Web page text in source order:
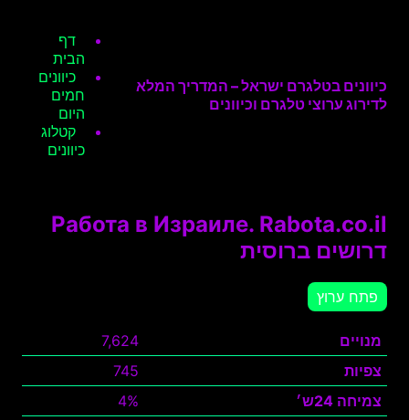
כיוונים בטלגרם ישראל – המדריך המלא
לדירוג ערוצי טלגרם וכיוונים
דף
הבית
כיוונים
חמים
היום
קטלוג
כיוונים
Работа в Израиле. Rabota.co.il
דרושים ברוסית
פתח ערוץ
מנויים
7,624
צפיות
745
צמיחה 24ש׳
4%